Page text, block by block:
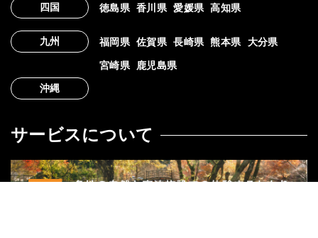
四国 徳島県 香川県 愛媛県 高知県
九州 福岡県 佐賀県 長崎県 熊本県 大分県
宮崎県
鹿児島県
沖縄
サービスについて